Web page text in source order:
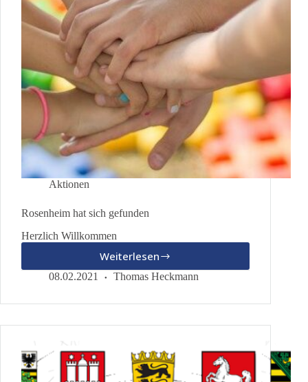
Aktionen
Rosenheim hat sich gefunden
Herzlich Willkommen
WeiterlesenRosenheim
hat
gefunden
08.02.2021 Thomas Heckmann